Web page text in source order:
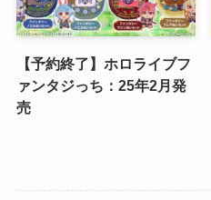
【予約終了】ホロライブフ
ァンタジっち：25年2月発
売